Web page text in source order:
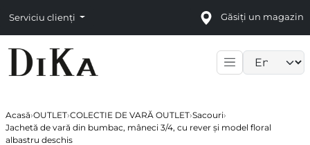
Serviciu clienți Găsiți un magazin
Acasă›OUTLET›COLECTIE DE VARĂ OUTLET›Sacouri›
Jachetă de vară din bumbac, mâneci 3/4, cu rever și model floral
albastru deschis